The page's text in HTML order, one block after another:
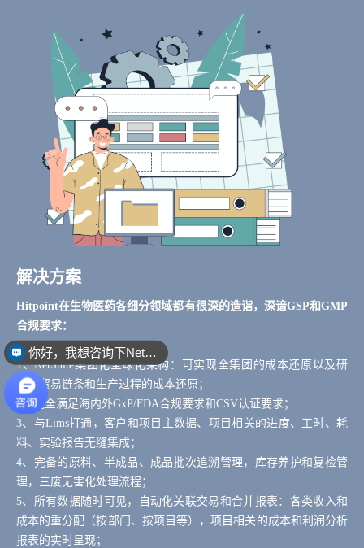
解决方案
Hitpoint在生物医药各细分领域都有很深的造诣，深谙GSP和GMP
合规要求：
1、NetSuite集团化全球化架构：可实现全集团的成本还原以及研
发、贸易链条和生产过程的成本还原；
2、完全满足海内外GxP/FDA合规要求和CSV认证要求；
3、与Lims打通，客户和项目主数据、项目相关的进度、工时、耗
料、实验报告无缝集成；
4、完备的原料、半成品、成品批次追溯管理，库存养护和复检管
理，三废无害化处理流程；
5、所有数据随时可见，自动化关联交易和合并报表：各类收入和
成本的重分配（按部门、按项目等），项目相关的成本和利润分析
报表的实时呈现；
你好，我想咨询下NetSuite